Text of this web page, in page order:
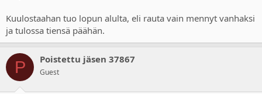
Kuulostaahan tuo lopun alulta, eli rauta vain mennyt vanhaksi
ja tulossa tiensä päähän.
P Poistettu jäsen 37867
Guest